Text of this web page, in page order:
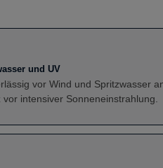
und UV
vor Wind und Spritzwasser
intensiver Sonneneinstrahlung.